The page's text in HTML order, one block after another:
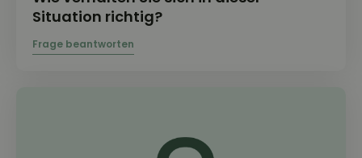
Situation richtig?